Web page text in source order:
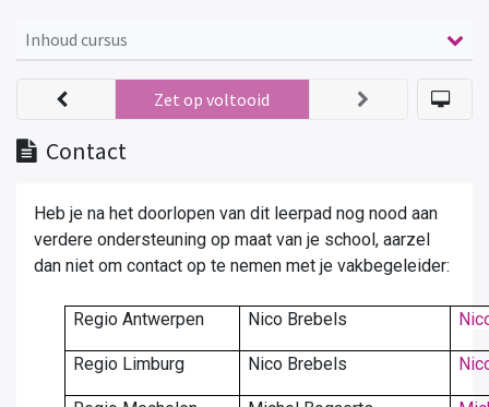
Inhoud cursus
Contact
Zet op voltooid
Heb je na het doorlopen van dit leerpad nog nood aan
verdere ondersteuning op maat van je school, aarzel
dan niet om contact op te nemen met je vakbegeleider:
Regio Antwerpen Nico Brebels
Regio Limburg Nico Brebels